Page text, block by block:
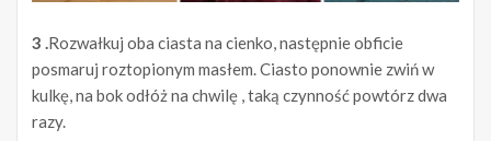
3 .Rozwałkuj oba ciasta na cienko, następnie obficie
posmaruj roztopionym masłem. Ciasto ponownie zwiń w
kulkę, na bok odłóż na chwilę , taką czynność powtórz dwa
razy.